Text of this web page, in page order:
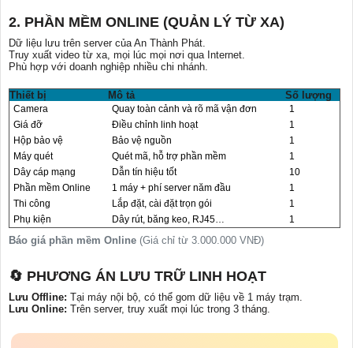
2. PHẦN MỀM ONLINE (QUẢN LÝ TỪ XA)
Dữ liệu lưu trên server của An Thành Phát.
Truy xuất video từ xa, mọi lúc mọi nơi qua Internet.
Phù hợp với doanh nghiệp nhiều chi nhánh.
Báo giá phần mềm Online (Giá chỉ từ 3.000.000 VNĐ)
Thiết bị Mô tả Số lượng
Camera Quay toàn cảnh và rõ mã vận đơn
1
Giá đỡ
Điều chỉnh linh hoạt
1
Hộp bảo vệ
Bảo vệ nguồn
1
Máy quét
Quét mã, hỗ trợ phần mềm
1
Dây cáp mạng
Dẫn tín hiệu tốt
10
Phần mềm Online
1 máy + phí server năm đầu
1
Thi công
Lắp đặt, cài đặt trọn gói
1
Phụ kiện
Dây rút, băng keo, RJ45… 1
🔄 PHƯƠNG ÁN LƯU TRỮ LINH HOẠT
Lưu Offline: Tại máy nội bộ, có thể gom dữ liệu về 1 máy trạm.
Lưu Online: Trên server, truy xuất mọi lúc trong 3 tháng.